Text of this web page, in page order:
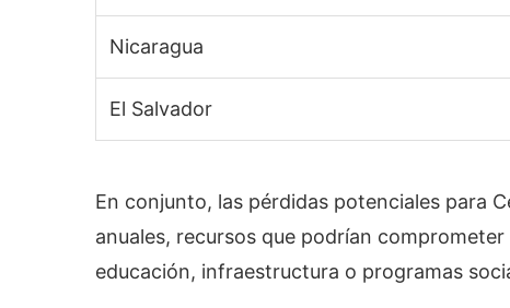
Nicaragua
El Salvador
En conjunto, las pérdidas potenciales para
anuales, recursos que podrían
educación, infraestructura o programas